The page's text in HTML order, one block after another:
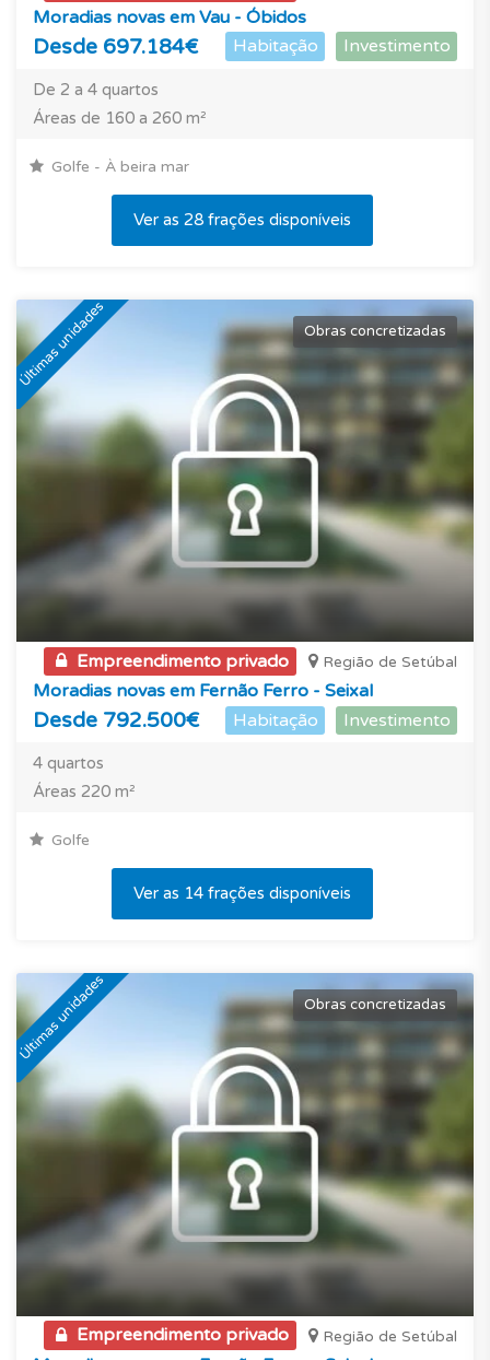
Moradias novas em Vau - Óbidos
Desde 697.184€ Habitação Investimento
De 2 a 4 quartos
Áreas de 160 a 260 m²
Golfe - À beira mar
Ver as 28 frações disponíveis
Últimas unidades Obras concretizadas
Empreendimento privado Região de Setúbal
Moradias novas em Fernão Ferro - Seixal
Desde 792.500€ Habitação Investimento
4 quartos
Áreas 220 m²
Golfe
Ver as 14 frações disponíveis
Últimas unidades Obras concretizadas
Empreendimento privado Região de Setúbal